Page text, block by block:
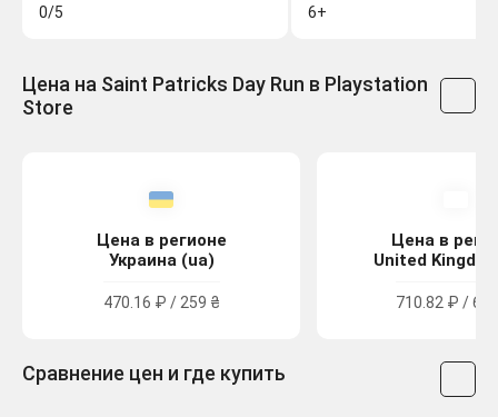
0/5
6+
Цена на Saint Patricks Day Run в Playstation
Store
Цена в регионе
Украина (ua)
470.16 ₽ / 259 ₴
Цена в
United
710.82 ₽ /
Сравнение цен и где купить